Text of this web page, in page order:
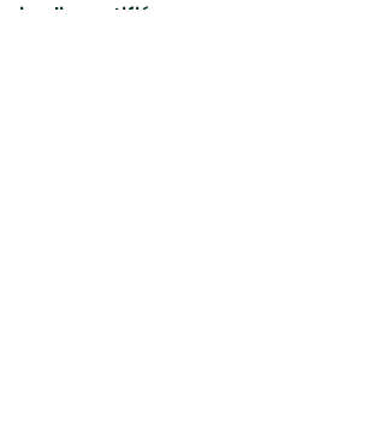
jardin certifié.